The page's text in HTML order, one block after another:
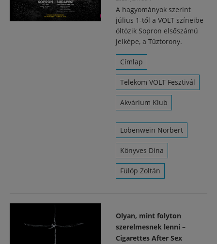
A hagyományok szerint
július 1-től a VOLT színeibe
öltözik Sopron elsőszámú
jelképe, a Tűztorony.
Címlap
Telekom VOLT Fesztivál
Akvárium Klub
Lobenwein Norbert
Könyves Dina
Fülöp Zoltán
Olyan, mint folyton
szerelmesnek lenni –
Cigarettes After Sex